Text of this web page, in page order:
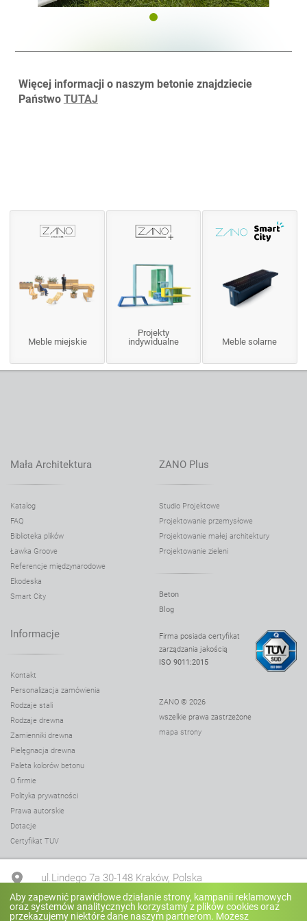
Więcej informacji o naszym betonie znajdziecie
Państwo TUTAJ
Meble miejskie
Projekty
indywidualne
Meble solarne
Mała Architektura
Katalog
FAQ
Biblioteka plików
Ławka Groove
Referencje międzynarodowe
Ekodeska
Smart City
ZANO Plus
Studio Projektowe
Projektowanie przemysłowe
Projektowanie małej architektury
Projektowanie zieleni
Beton
Blog
Informacje
Kontakt
Personalizacja zamówienia
Rodzaje stali
Rodzaje drewna
Zamienniki drewna
Pielęgnacja drewna
Paleta kolorów betonu
O firmie
Polityka prywatności
Prawa autorskie
Dotacje
Certyfikat TUV
Firma posiada certyfikat
zarządzania jakością
ISO 9011:2015
ZANO © 2026
wszelkie prawa zastrzeżone
mapa strony
ul.Lindego 7a 30-148 Kraków, Polska
+48 12 636 90 27
Aby zapewnić prawidłowe działanie strony, kampanii reklamowych
oraz systemów analitycznych korzystamy z plików cookies oraz
przekazujemy niektóre dane naszym partnerom. Możesz